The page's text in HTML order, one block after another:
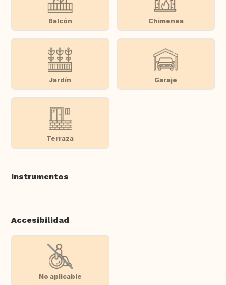
Balcón Chimenea
Jardín Garaje
Terraza
Instrumentos
Accesibilidad
No aplicable